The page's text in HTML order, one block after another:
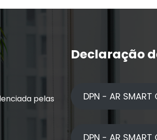
pelas
Declaração
DPN - AR SMART
DPN - AR SMART